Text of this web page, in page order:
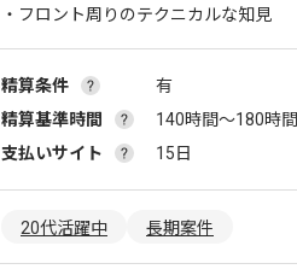
・フロント周りのテクニカルな知見
精算条件
有
精算基準時間
140時間〜180時間
支払いサイト
15日
20代活躍中 長期案件